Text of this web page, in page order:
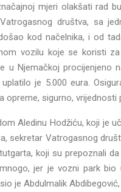
mjeri olakšati rad
društva, sa
kod načelnika, i od
vozilu koje se koristi
u Njemačkoj procijenjeno
je 5.000 eura.
sigurno, vrijednosti
Aledinu Hodžiću, koji je
sekretar Vatrogasnog
koji su prepoznali
jer je vozni park
je Abdulmalik